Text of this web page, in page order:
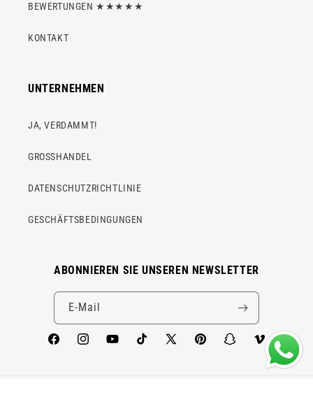
BEWERTUNGEN ★★★★★
KONTAKT
UNTERNEHMEN
JA, VERDAMMT!
GROSSHANDEL
DATENSCHUTZRICHTLINIE
GESCHÄFTSBEDINGUNGEN
ABONNIEREN SIE UNSEREN NEWSLETTER
E-Mail
FacebookInstagramYouTubeTikTok
X
PinterestSnapchatVimeo